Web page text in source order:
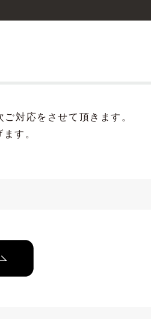
対応をさせて頂きます。
す。
View all